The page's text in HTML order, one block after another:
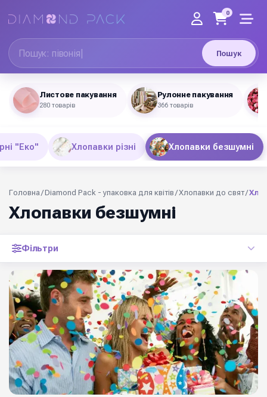
Пошук
0
Листове пакування
280 товарів
Рулонне пакування
366 товарів
"Еко" Хлопавки різні Хлопавки безшумні
Головна /Diamond Pack - упаковка для квітів /Хлопавки до свят/
Хлопавки безшумні
Фільтри